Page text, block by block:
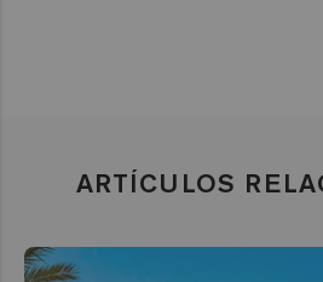
ARTÍCULOS